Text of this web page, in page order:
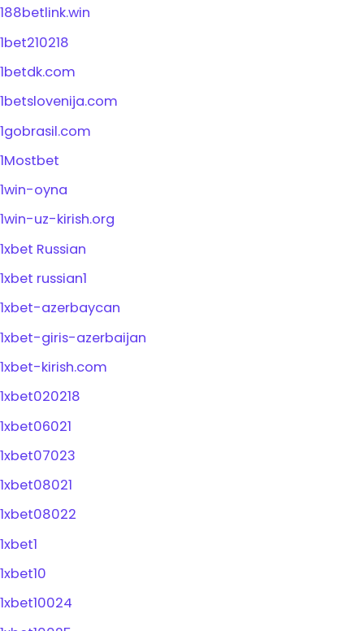
188betlink.win
1bet210218
1betdk.com
1betslovenija.com
1gobrasil.com
1Mostbet
1win-oyna
1win-uz-kirish.org
1xbet Russian
1xbet russian1
1xbet-azerbaycan
1xbet-giris-azerbaijan
1xbet-kirish.com
1xbet020218
1xbet06021
1xbet07023
1xbet08021
1xbet08022
1xbet1
1xbet10
1xbet10024